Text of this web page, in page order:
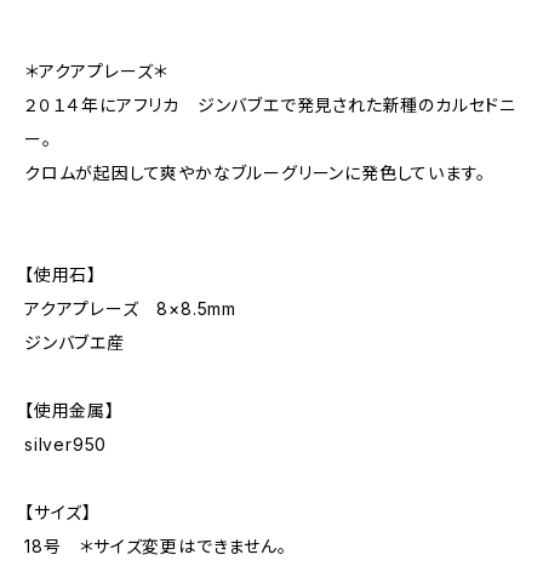
＊アクアプレーズ＊
２０１４年にアフリカ ジンバブエで発見された新種のカルセドニ
ー。
クロムが起因して爽やかなブルーグリーンに発色しています。
【使用石】
アクアプレーズ 8×8.5mm
ジンバブエ産
【使用金属】
silver950
【サイズ】
18号 ＊サイズ変更はできません。